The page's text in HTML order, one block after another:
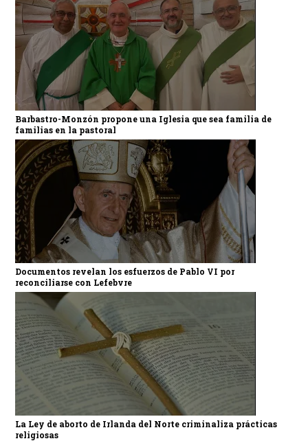
Barbastro-Monzón propone una Iglesia que sea familia de
familias en la pastoral
Documentos revelan los esfuerzos de Pablo VI por
reconciliarse con Lefebvre
La Ley de aborto de Irlanda del Norte criminaliza prácticas
religiosas